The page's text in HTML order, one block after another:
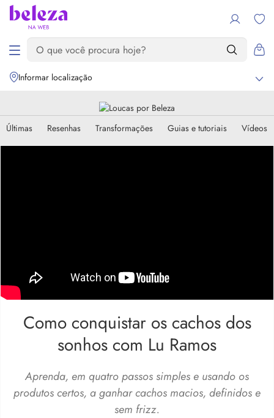
Informar localização
Últimas Resenhas Transformações Guias e tutoriais Vídeos
Como conquistar os cachos dos
sonhos com Lu Ramos
Aprenda, em quatro passos simples e usando os
produtos certos, a ganhar cachos macios, definidos e
sem frizz.